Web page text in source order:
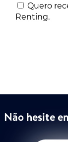
Quero
Renting.
Não hesite